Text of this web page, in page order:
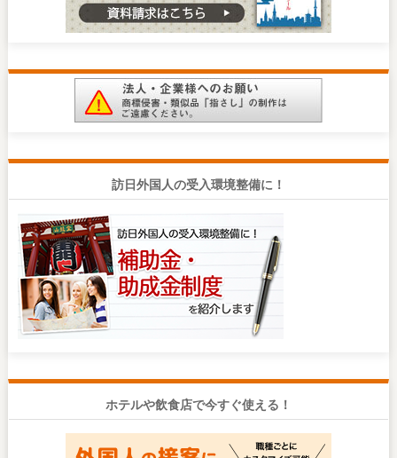
訪日外国人の受入環境整備に！
ホテルや飲食店で今すぐ使える！